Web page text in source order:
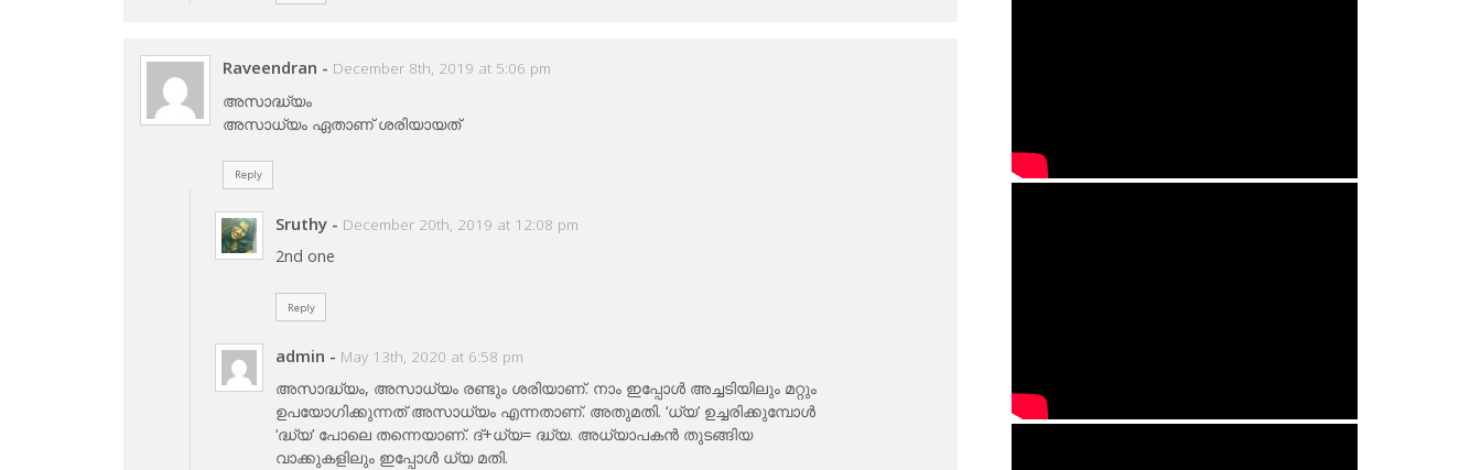
Raveendran - December 8th, 2019 at 5:06 pm
അസാദ്ധ്യം
അസാധ്യം ഏതാണ് ശരിയായത്
Reply
Sruthy - December 20th, 2019 at 12:08 pm
2nd one
Reply
admin - May 13th, 2020 at 6:58 pm
അസാദ്ധ്യം, അസാധ്യം രണ്ടും ശരിയാണ്. നാം ഇപ്പോള്‍ അച്ചടിയിലും മറ്റും
ഉപയോഗിക്കുന്നത് അസാധ്യം എന്നതാണ്. അതുമതി. ‘ധ്യ’ ഉച്ചരിക്കുമ്പോള്‍
‘ദ്ധ്യ’ പോലെ തന്നെയാണ്. ദ്+ധ്യ= ദ്ധ്യ. അധ്യാപകന്‍ തുടങ്ങിയ
വാക്കുകളിലും ഇപ്പോള്‍ ധ്യ മതി.